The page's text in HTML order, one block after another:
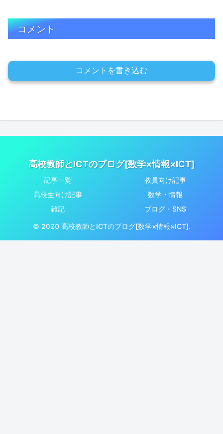
コメント
コメントを書き込む
高校教師とICTのブログ[数学×情報×ICT]
記事一覧
教員向け記事
高校生向け記事
数学・情報
雑記
ブログ・SNS
© 2020 高校教師とICTのブログ[数学×情報×ICT].